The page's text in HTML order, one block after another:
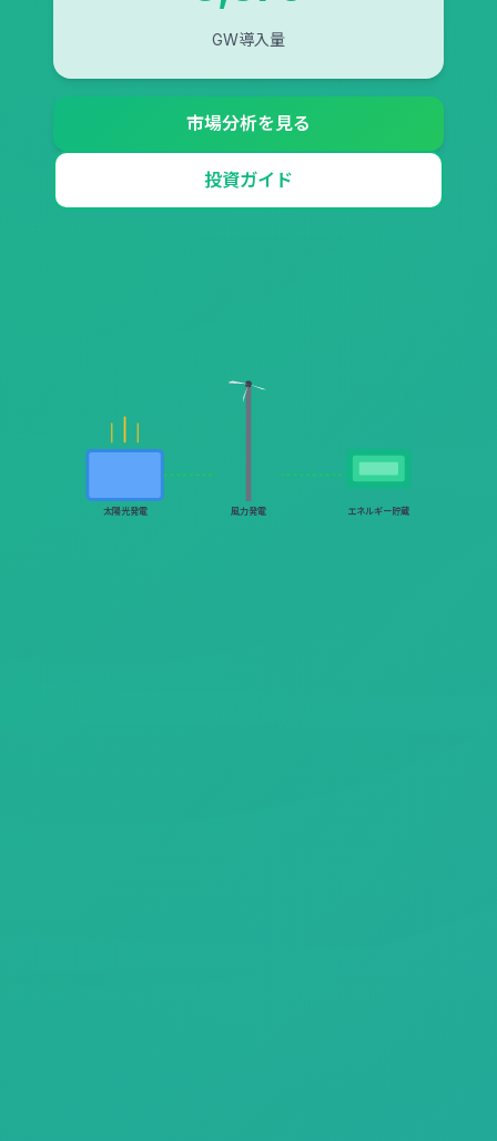
GW導入量
市場分析を見る
投資ガイド
太陽光発電 風力発電 エネルギー貯蔵